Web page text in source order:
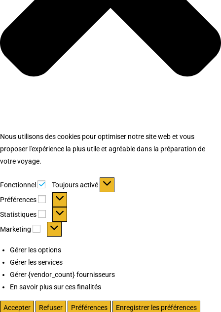
Nous utilisons des cookies pour optimiser notre site web et vous
proposer l'expérience la plus utile et agréable dans la préparation de
votre voyage.
Fonctionnel Fonctionnel
Toujours activé
Préférences
Préférences
Statistiques Statistiques
Marketing Marketing
Gérer les options
Gérer les services
Gérer {vendor_count} fournisseurs
En savoir plus sur ces finalités
Accepter Refuser Préférences
Enregistrer les préférences